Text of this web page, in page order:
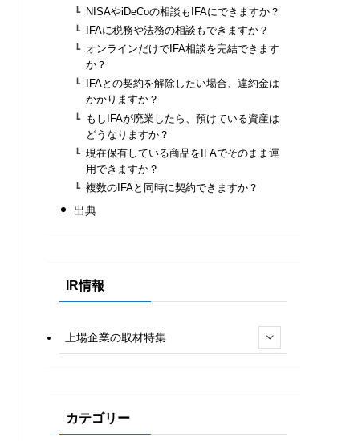
NISAやiDeCoの相談もIFAにできますか？
IFAに税務や法務の相談もできますか？
オンラインだけでIFA相談を完結できます
か？
IFAとの契約を解除したい場合、違約金は
かかりますか？
もしIFAが廃業したら、預けている資産は
どうなりますか？
現在保有している商品をIFAでそのまま運
用できますか？
複数のIFAと同時に契約できますか？
出典
IR情報
上場企業の取材特集
カテゴリー